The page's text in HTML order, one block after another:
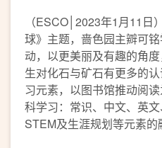
（ESCO│2023年1月11
球》主题，啬色园主辧可
动，以更美丽及有趣的角
生对化石与矿石有更多的
习元素，以图书馆推动阅
科学习：常识、中文、英文
STEM及生涯规划等元素的